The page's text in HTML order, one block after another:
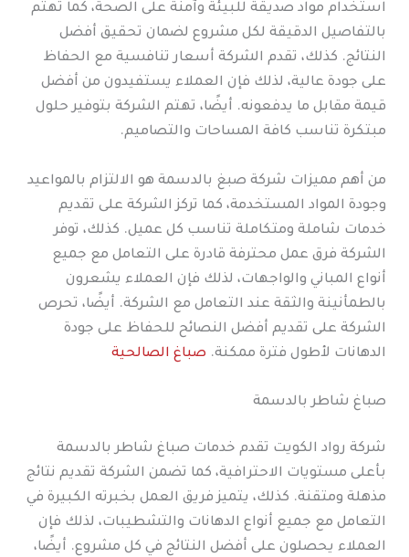
استخدام مواد صديقة للبيئة وآمنة على الصحة، كما تهتم
بالتفاصيل الدقيقة لكل مشروع لضمان تحقيق أفضل
النتائج. كذلك، تقدم الشركة أسعار تنافسية مع الحفاظ
على جودة عالية، لذلك فإن العملاء يستفيدون من أفضل
قيمة مقابل ما يدفعونه. أيضًا، تهتم الشركة بتوفير حلول
مبتكرة تناسب كافة المساحات والتصاميم.
من أهم مميزات شركة صبغ بالدسمة هو الالتزام بالمواعيد
وجودة المواد المستخدمة، كما تركز الشركة على تقديم
خدمات شاملة ومتكاملة تناسب كل عميل. كذلك، توفر
الشركة فرق عمل محترفة قادرة على التعامل مع جميع
أنواع المباني والواجهات، لذلك فإن العملاء يشعرون
بالطمأنينة والثقة عند التعامل مع الشركة. أيضًا، تحرص
الشركة على تقديم أفضل النصائح للحفاظ على جودة
الدهانات لأطول فترة ممكنة. صباغ الصالحية
صباغ شاطر بالدسمة
شركة رواد الكويت تقدم خدمات صباغ شاطر بالدسمة
بأعلى مستويات الاحترافية، كما تضمن الشركة تقديم نتائج
مذهلة ومتقنة. كذلك، يتميز فريق العمل بخبرته الكبيرة في
التعامل مع جميع أنواع الدهانات والتشطيبات، لذلك فإن
العملاء يحصلون على أفضل النتائج في كل مشروع. أيضًا،